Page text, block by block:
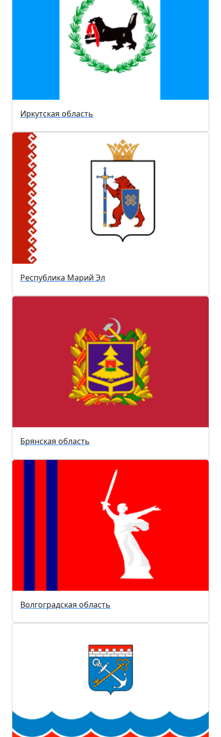
Иркутская область
Республика Марий Эл
Брянская область
Волгоградская область